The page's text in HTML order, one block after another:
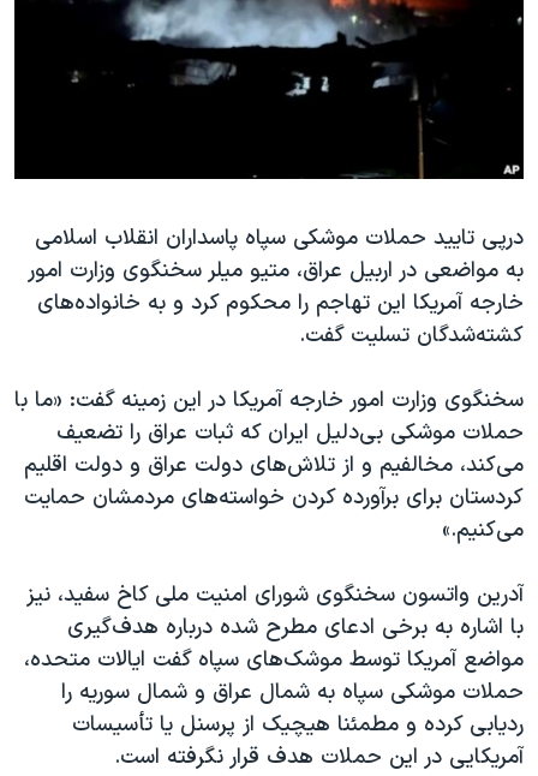
فرهنگ و زندگی
حقوق شهروندی
اقتصادی
علم و فناوری
گالری عکس
آرشیو پخش زنده
مستندها
انتخابات ریاست جمهوری آمریکا ۲۰۲۴
حمله جمهوری اسلامی به اسرائیل
اعتراضات زن، زندگی، آزادی
مجموعه مستندهای دادخواهی
تریبونال مردمی آبان ۹۸
چهل سال گروگان‌گیری
قانون شفافیت دارائی کادر رهبری ایران
اعتراضات مردمی آبان ۹۸
اسرائیل در جنگ
نرگس محمدی برنده جایزه نوبل صلح
همایش محافظه‌کاران آمریکا «سی‌پک»
صفحه‌های ویژه
سفر پرزیدنت ترامپ به چین
زبانهای مختلف
درپی تایید حملات موشکی سپاه پاسداران انقلاب اسلامی
به مواضعی در اربیل عراق، متیو میلر سخنگوی وزارت امور
خارجه آمریکا این تهاجم را محکوم کرد و به خانواده‌های
کشته‌شدگان تسلیت گفت.
سخنگوی وزارت امور خارجه آمریکا در این زمینه گفت: «ما با
حملات موشکی بی‌دلیل ایران که ثبات عراق را تضعیف
می‌کند، مخالفیم و از تلاش‌های دولت عراق و دولت اقلیم
کردستان برای برآورده کردن خواسته‌های مردمشان حمایت
می‌کنیم.»
آدرین واتسون سخنگوی شورای امنیت ملی کاخ سفید، نیز
با اشاره به برخی ادعای مطرح شده درباره هدف‌گیری
مواضع آمریکا توسط موشک‌های سپاه گفت ایالات متحده،
حملات موشکی سپاه به شمال عراق و شمال سوریه را
ردیابی کرده و مطمئنا هیچیک از پرسنل یا تأسیسات
آمریکایی در این حملات هدف قرار نگرفته است.